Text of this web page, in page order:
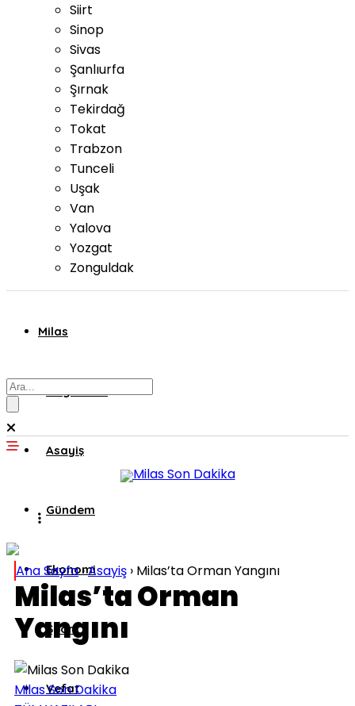
Siirt
Sinop
Sivas
Şanlıurfa
Şırnak
Tekirdağ
Tokat
Trabzon
Tunceli
Uşak
Van
Yalova
Yozgat
Zonguldak
Milas
Muğla’dan
Asayiş
Gündem
Ekonomi
Spor
Vefat
Ana Sayfa›Asayiş › Milas’ta Orman Yangını
Milas’ta Orman
Yangını
Milas Son Dakika